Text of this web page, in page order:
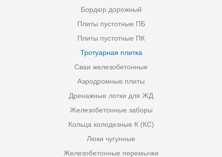
Бордюр дорожный
Плиты пустотные ПБ
Плиты пустотные ПК
Тротуарная плитка
Сваи железобетонные
Аэродромные плиты
Дренажные лотки для ЖД
Железобетонные заборы
Кольца колодезные К (КС)
Люки чугунные
Железобетонные перемычки